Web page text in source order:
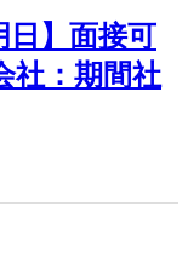
日】面接可
社：期間社